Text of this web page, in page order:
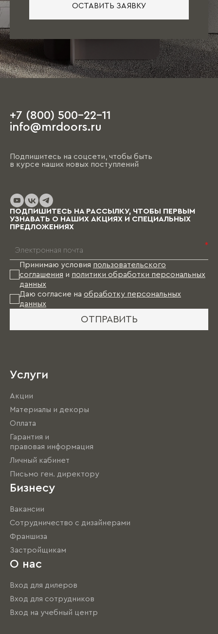
ОСТАВИТЬ ЗАЯВКУ
+7 (800) 500-22-11
info@mrdoors.ru
Подпишитесь на соцсети, чтобы быть
в курсе наших новых поступлений
ПОДПИШИТЕСЬ НА РАССЫЛКУ, ЧТОБЫ ПЕРВЫМ
УЗНАВАТЬ О НАШИХ АКЦИЯХ И СПЕЦИАЛЬНЫХ
ПРЕДЛОЖЕНИЯХ
*
Принимаю условия пользовательского
соглашения и политики обработки персональных
данных
Даю согласие на обработку персональных
данных
ОТПРАВИТЬ
Услуги
Акции
Материалы и декоры
Оплата
Гарантия и
правовая информация
Личный кабинет
Письмо ген. директору
Бизнесу
Вакансии
Сотрудничество с дизайнерами
Франшиза
Застройщикам
О нас
Вход для дилеров
Вход для сотрудников
Вход на учебный центр